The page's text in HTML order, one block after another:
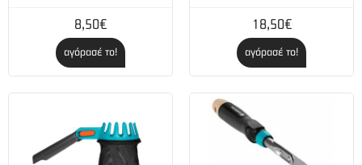
8,50€
αγόρασέ το!
18,50€
αγόρασέ το!